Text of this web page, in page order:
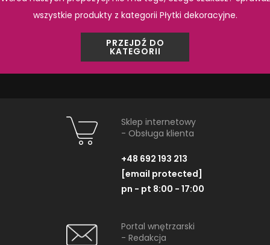
PRODUKTY Z KOLEKCJI
Opoczno Glass Azure
Border New OD660-052
wszystkie produkty z kategorii Płytki dekoracyjne.
PRZEJDŹ DO
KATEGORII
Sklep internetowy
- Obsługa klienta
+48 692 193 213
[email protected]
pn - pt 8:00 - 17:00
Portal wnętrzarski
- Redakcja